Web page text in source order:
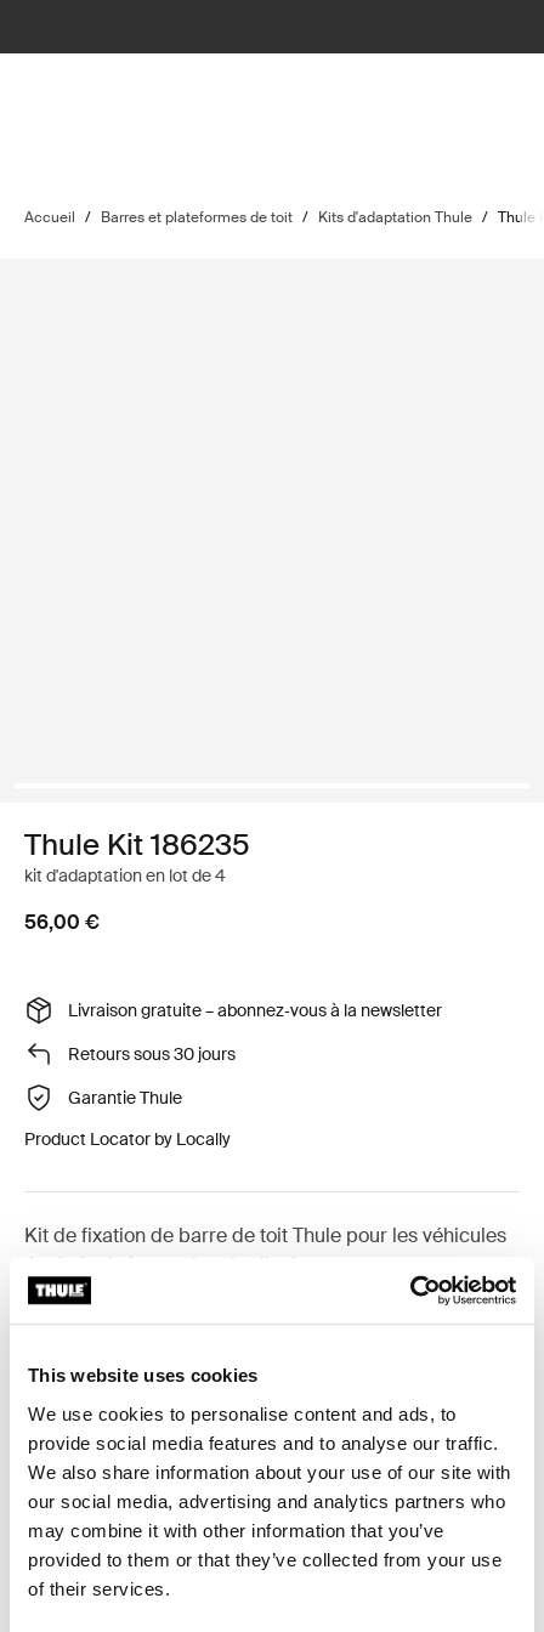
This website uses cookies
We use cookies to personalise content and ads, to
provide social media features and to analyse our traffic.
We also share information about your use of our site with
our social media, advertising and analytics partners who
may combine it with other information that you’ve
provided to them or that they’ve collected from your use
of their services.
Accueil / Barres et plateformes de toit / Kits d'adaptation Thule / Thule
Thule Kit 186235
kit d'adaptation en lot de 4
56,00 €
Livraison gratuite – abonnez‑vous à la newsletter
Retours sous 30 jours
Garantie Thule
Product Locator by Locally
Kit de fixation de barre de toit Thule pour les véhicules
équipés de barres longitudinales.
Toggle features
Toutes les caractéristiques
Toggle techspec
Caractéristiques techniques
Toggle guides and instructions
Instructions